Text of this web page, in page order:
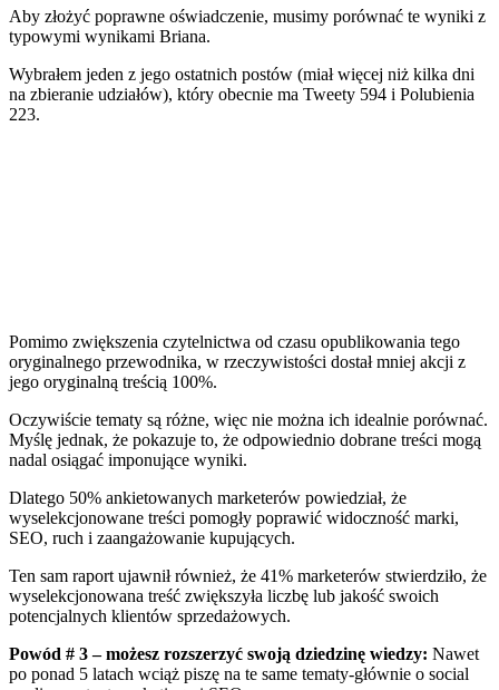
Aby złożyć poprawne oświadczenie, musimy porównać te wyniki z
typowymi wynikami Briana.
Wybrałem jeden z jego ostatnich postów (miał więcej niż kilka dni
na zbieranie udziałów), który obecnie ma Tweety 594 i Polubienia
223.
Pomimo zwiększenia czytelnictwa od czasu opublikowania tego
oryginalnego przewodnika, w rzeczywistości dostał mniej akcji z
jego oryginalną treścią 100%.
Oczywiście tematy są różne, więc nie można ich idealnie porównać.
Myślę jednak, że pokazuje to, że odpowiednio dobrane treści mogą
nadal osiągać imponujące wyniki.
Dlatego 50% ankietowanych marketerów powiedział, że
wyselekcjonowane treści pomogły poprawić widoczność marki,
SEO, ruch i zaangażowanie kupujących.
Ten sam raport ujawnił również, że 41% marketerów stwierdziło, że
wyselekcjonowana treść zwiększyła liczbę lub jakość swoich
potencjalnych klientów sprzedażowych.
Powód # 3 – możesz rozszerzyć swoją dziedzinę wiedzy: Nawet
po ponad 5 latach wciąż piszę na te same tematy-głównie o social